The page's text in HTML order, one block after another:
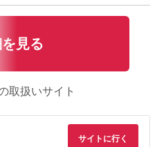
見る
取扱いサイト
サイトに行く